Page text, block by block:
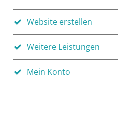
Website erstellen
Weitere Leistungen
Mein Konto